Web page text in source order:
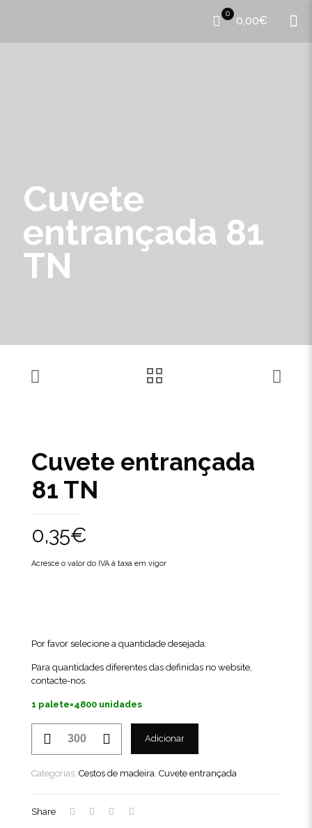
0
0,00€
Cuvete
entrançada 81
TN
Cuvete entrançada
81 TN
0,35€
Acresce o valor do IVA à taxa em vigor
Por favor selecione a quantidade desejada:
Para quantidades diferentes das definidas no website,
contacte-nos.
1 palete=4800 unidades
Cuvete
entrançada
Adicionar
Categorias: Cestos de madeira, Cuvete entrançada
Share